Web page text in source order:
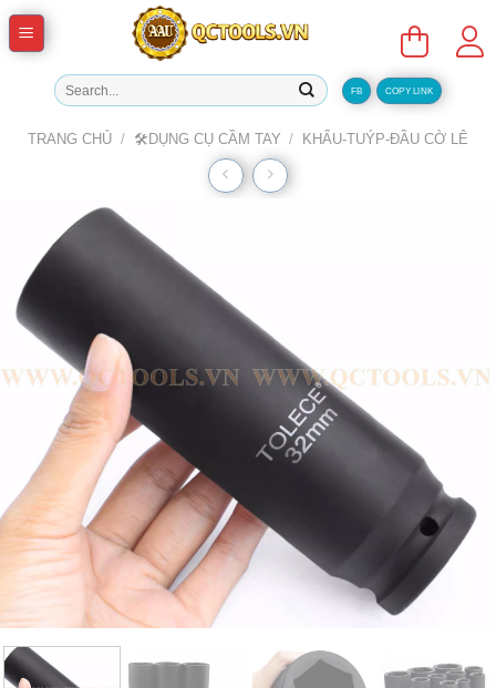
Skip
Tìm
kiếm:
FB COPY LINK
TRANG CHỦ / 🛠️DỤNG CỤ CẦM TAY / KHẨU-TUÝP-ĐẦU CỜ LÊ